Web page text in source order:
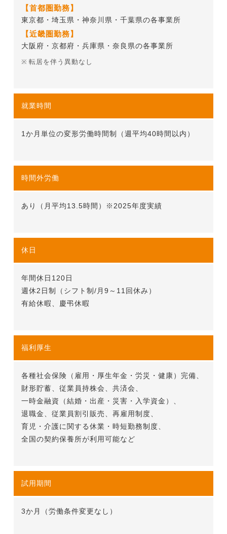
【首都圏勤務】
東京都・埼玉県・神奈川県・千葉県の各事業所
【近畿圏勤務】
大阪府・京都府・兵庫県・奈良県の各事業所
転居を伴う異動なし
就業時間
1か月単位の変形労働時間制（週平均40時間以内）
時間外労働
あり（月平均13.5時間）※2025年度実績
休日
年間休日120日
週休2日制（シフト制/月9～11回休み）
有給休暇、慶弔休暇
福利厚生
各種社会保険（雇用・厚生年金・労災・健康）完備、
財形貯蓄、 従業員持株会、 共済会、
一時金融資（結婚・出産・災害・入学資金）、
退職金、 従業員割引販売、 再雇用制度、
育児・介護に関する休業・時短勤務制度、
全国の契約保養所が利用可能など
試用期間
3か月（労働条件変更なし）